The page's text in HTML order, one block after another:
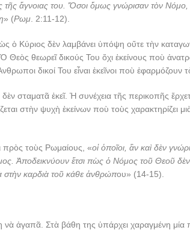
τῆς ἄγνοιας του. Ὅσοι ὅμως γνώρισαν τὸν
» (Ρωμ. 2:11-12).
ὁ Κύριος δὲν λαμβάνει ὑπόψη οὔτε τὴν
Θεὸς θεωρεῖ δικούς Του ὄχι ἐκείνους ποὺ
δικοί Του εἶναι ἐκεῖνοι ποὺ ἐφαρμόζουν
σταματᾶ ἐκεῖ. Ἡ συνέχεια τῆς περικοπῆς
στὴν ψυχὴ ἐκείνων ποὺ τοὺς χαρακτηρίζει
πρὸς τοὺς Ρωμαίους, «οἱ ὁποῖοι, ἂν καὶ δὲν
Ἀποδεικνύουν ἔτσι πὼς ὁ Νόμος τοῦ Θεοῦ δὲν
καρδιὰ τοῦ κάθε ἀνθρώπου» (14-15).
νὰ ἀγαπᾶ. Στὰ βάθη της ὑπάρχει χαραγμένη